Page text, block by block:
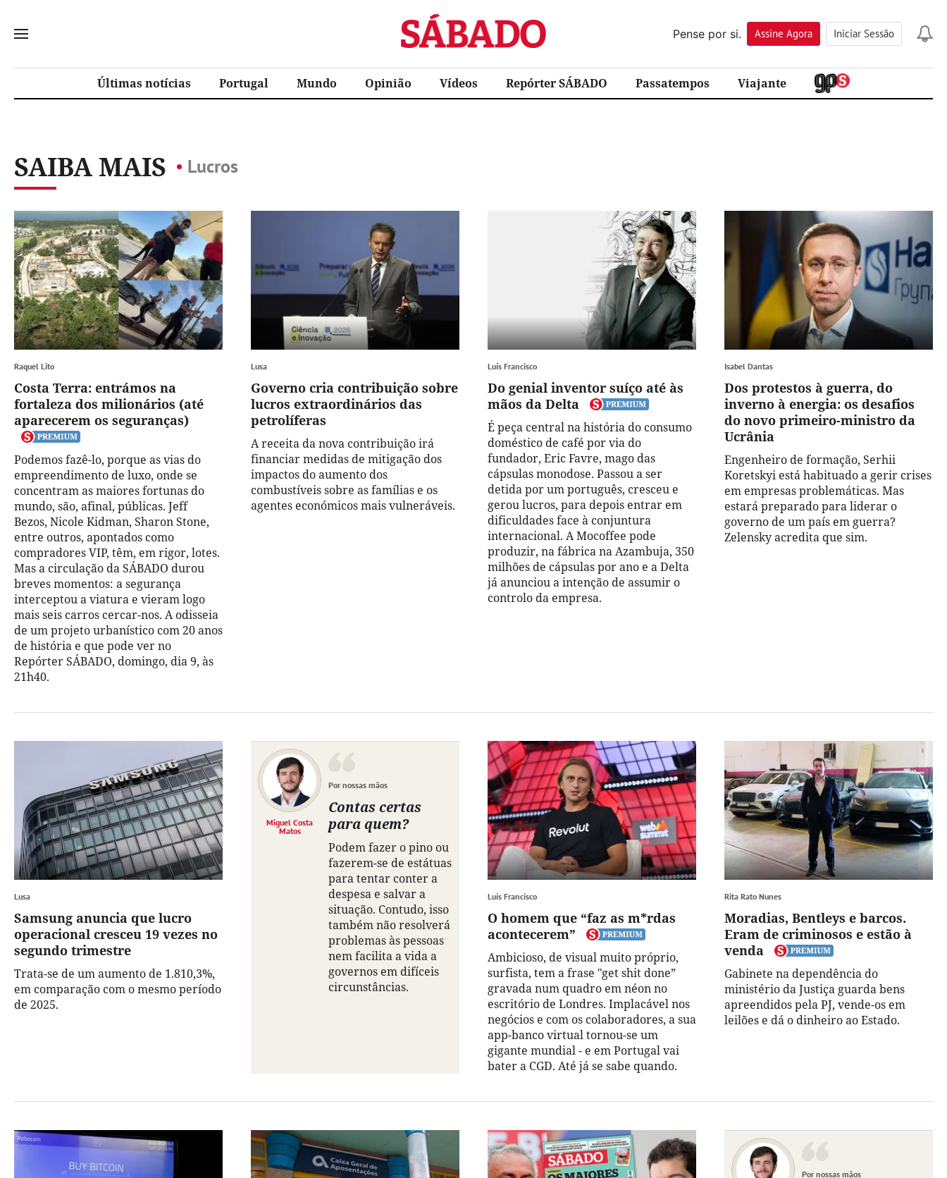
Sábado
Pense por si.
Assine Agora Iniciar Sessão
Últimas notícias Portugal Mundo Opinião Vídeos Repórter SÁBADO Passatempos Viajante
SAIBA MAIS Lucros
Raquel Lito
Costa Terra: entrámos na
fortaleza dos milionários (até
aparecerem os seguranças)
Podemos fazê-lo, porque as vias do
empreendimento de luxo, onde se
concentram as maiores fortunas do
mundo, são, afinal, públicas. Jeff
Bezos, Nicole Kidman, Sharon Stone,
entre outros, apontados como
compradores VIP, têm, em rigor, lotes.
Mas a circulação da SÁBADO durou
breves momentos: a segurança
interceptou a viatura e vieram logo
mais seis carros cercar-nos. A odisseia
de um projeto urbanístico com 20 anos
de história e que pode ver no
Repórter SÁBADO, domingo, dia 9, às
21h40.
Lusa
Governo cria contribuição sobre
lucros extraordinários das
petrolíferas
A receita da nova contribuição irá
financiar medidas de mitigação dos
impactos do aumento dos
combustíveis sobre as famílias e os
agentes económicos mais vulneráveis.
Luís Francisco
Do genial inventor suíço até às
mãos da Delta
É peça central na história do consumo
doméstico de café por via do
fundador, Eric Favre, mago das
cápsulas monodose. Passou a ser
detida por um português, cresceu e
gerou lucros, para depois entrar em
dificuldades face à conjuntura
internacional. A Mocoffee pode
produzir, na fábrica na Azambuja, 350
milhões de cápsulas por ano e a Delta
já anunciou a intenção de assumir o
controlo da empresa.
Isabel Dantas
Dos protestos à guerra, do
inverno à energia: os desafios
do novo primeiro-ministro da
Ucrânia
Engenheiro de formação, Serhii
Koretskyi está habituado a gerir crises
em empresas problemáticas. Mas
estará preparado para liderar o
governo de um país em guerra?
Zelensky acredita que sim.
Lusa
Samsung anuncia que lucro
operacional cresceu 19 vezes no
segundo trimestre
Trata-se de um aumento de 1.810,3%,
em comparação com o mesmo período
de 2025.
Miguel Costa
Matos
Por nossas mãos
Contas certas
para quem?
Podem fazer o pino ou
fazerem-se de estátuas
para tentar conter a
despesa e salvar a
situação. Contudo, isso
também não resolverá
problemas às pessoas
nem facilita a vida a
governos em difíceis
circunstâncias.
Luís Francisco
O homem que “faz as m*rdas
acontecerem”
Ambicioso, de visual muito próprio,
surfista, tem a frase "get shit done”
gravada num quadro em néon no
escritório de Londres. Implacável nos
negócios e com os colaboradores, a sua
app-banco virtual tornou-se um
gigante mundial - e em Portugal vai
bater a CGD. Até já se sabe quando.
Rita Rato Nunes
Moradias, Bentleys e barcos.
Eram de criminosos e estão à
venda
Gabinete na dependência do
ministério da Justiça guarda bens
apreendidos pela PJ, vende-os em
leilões e dá o dinheiro ao Estado.
Por nossas mãos